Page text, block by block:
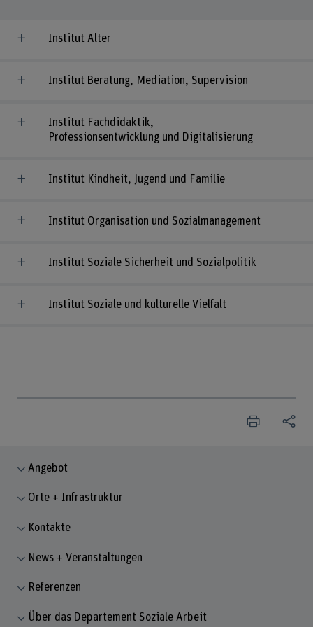
Institut Alter
Institut Beratung, Mediation, Supervision
Institut Fachdidaktik,
Professionsentwicklung und Digitalisierung
Institut Kindheit, Jugend und Familie
Institut Organisation und Sozialmanagement
Institut Soziale Sicherheit und Sozialpolitik
Institut Soziale und kulturelle Vielfalt
Angebot
Orte + Infrastruktur
Kontakte
News + Veranstaltungen
Referenzen
Über das Departement Soziale Arbeit